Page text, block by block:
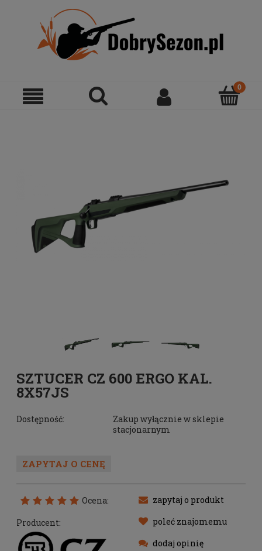
SZTUCER CZ 600 ERGO KAL.
8X57JS
Dostępność:
Zakup wyłącznie w sklepie
stacjonarnym
ZAPYTAJ O CENĘ
Ocena:
Producent:
zapytaj o produkt
poleć znajomemu
dodaj opinię